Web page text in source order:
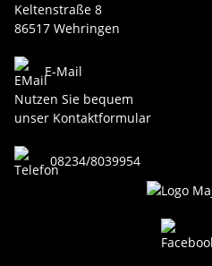
Keltenstraße 8
86517 Wehringen
E-Mail
Nutzen Sie bequem
unser Kontaktformular
08234/8039954